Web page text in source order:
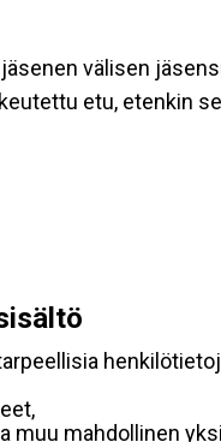
välisen
etu, etenkin
muu mahdollinen